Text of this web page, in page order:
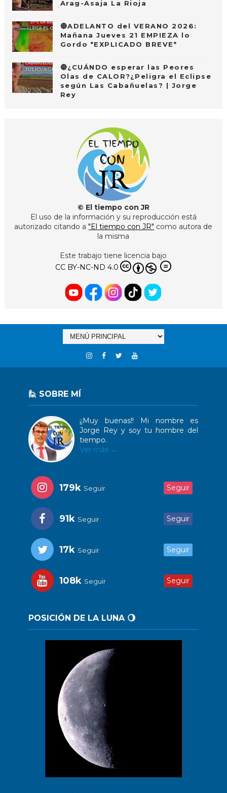
Arag-Asaja La Rioja
🔴ADELANTO del VERANO 2026:
Mañana Jueves 21 EMPIEZA lo
Gordo *EXPLICADO BREVE*
🔴¿CUÁNDO esperar las Peores
Olas de CALOR?¿Peligra el Eclipse
según Las Cabañuelas? | Jorge
Rey
© El tiempo con JR
El uso de la información y su reproducción está
autorizado citando a "El tiempo con JR" como autora de
la misma
Este trabajo tiene licencia bajo
CC BY-NC-ND 4.0
🙋 SOBRE MÍ
¡¡Muy buenas!! Mi nombre es
Jorge Rey y soy tu hombre del
tiempo.
Ver más →
179k Seguir Seguir
91k Seguir Seguir
17k Seguir Seguir
108k Seguir Seguir
POSICIÓN DE LA LUNA 🌖